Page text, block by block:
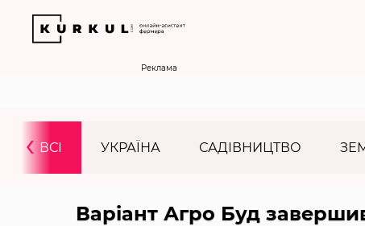
Реклама
ВСІ УКРАЇНА САДІВНИЦТВО
‹
Варіант Агро Буд